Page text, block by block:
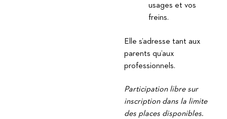
usages et vos
freins.
Elle s’adresse tant aux
parents qu’aux
professionnels.
Participation libre sur
inscription dans la limite
des places disponibles.